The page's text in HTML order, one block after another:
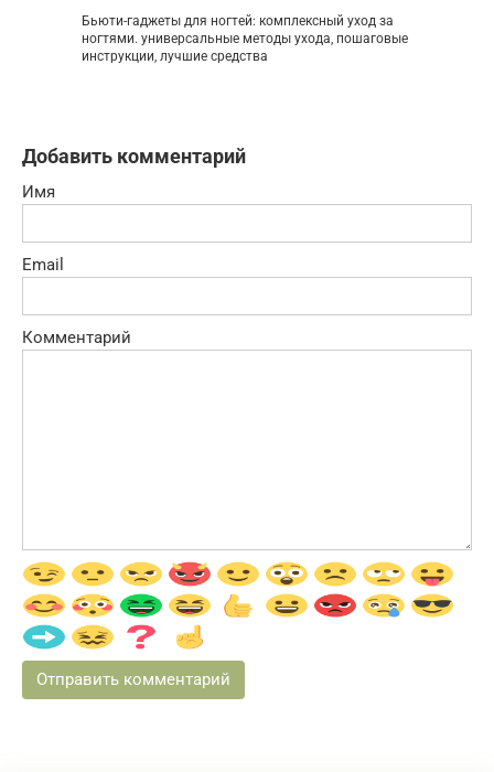
Бьюти-гаджеты для ногтей: комплексный уход за
ногтями. универсальные методы ухода, пошаговые
инструкции, лучшие средства
Добавить комментарий
Имя
Email
Комментарий